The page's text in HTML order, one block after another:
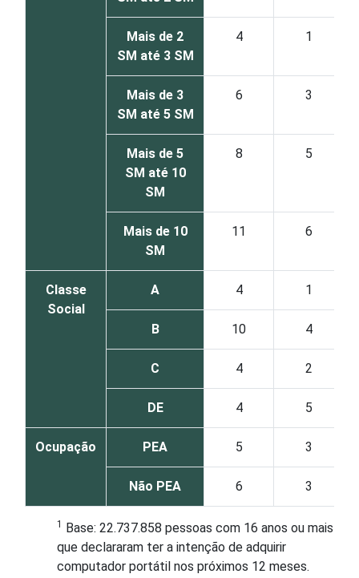
Mais de 2
SM até 3 SM
4 1
Mais de 3
SM até 5 SM
6 3
Mais de 5
SM até 10
SM
8 5
Mais de 10
SM
11 6
Classe
Social
A 4 1
B 10 4
C 4 2
DE 4 5
Ocupação PEA 5 3
Não PEA 6 3
1 Base: 22.737.858 pessoas com 16 anos ou mais
que declararam ter a intenção de adquirir
computador portátil nos próximos 12 meses.